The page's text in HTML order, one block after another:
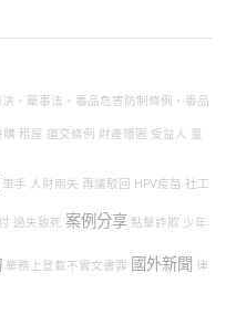
，藥事法，毒品危害防制條例，毒品
購 租屋 道交條例 財產隱匿 受益人 量
車手 人財兩失 再議駁回 HPV疫苗 社工
過失致死 案例分享 點擊詐欺 少年
業務上登載不實文書罪 國外新聞 律